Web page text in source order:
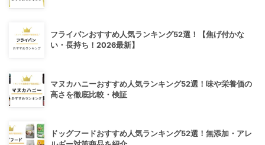
フライパンおすすめ人気ランキング52選！【焦げ付かな
い・長持ち！2026最新】
マヌカハニーおすすめ人気ランキング52選！味や栄養価の
高さを徹底比較・検証
ドッグフードおすすめ人気ランキング52選！無添加・アレ